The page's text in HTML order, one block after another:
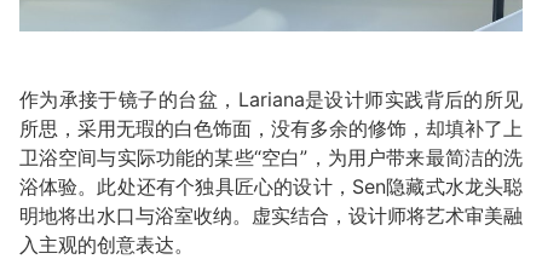
作为承接于镜子的台盆，Lariana是设计师实践背后的所见
所思，采用无瑕的白色饰面，没有多余的修饰，却填补了上
卫浴空间与实际功能的某些“空白”，为用户带来最简洁的洗
浴体验。此处还有个独具匠心的设计，Sen隐藏式水龙头聪
明地将出水口与浴室收纳。虚实结合，设计师将艺术审美融
入主观的创意表达。